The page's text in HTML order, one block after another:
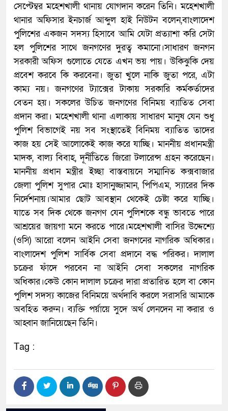
সেপ্টেম্বর মহেশখালী থানায় যোগদান করেন তিনি। মহেশখালী
থানার অফিসার ইনচার্জ আব্দুল হাই নিউটন বলেন,বাংলাদেশ
পুলিশের একজন সদস্য হিসাবে আমি যেটা প্রত্যাশা করি সেটা
হল পুলিশের সাথে জনগণের দুরত্ব কমানো।সাধারণ জনগন
সরকারী অফিস গুলোতে যেতে এখন ভয় পায়। উকিঝুকি দেয়
প্রবেশ করবে কি করবেনা। জুতা খুলে নাকি জুতা পরে, এটা
কাম্য নয়। জনগণের ট্যাক্সের টাকায় সরকারি কর্মকর্তাদের
বেতন হয়। সকলের উচিত জনগণের বিনিময় ব্যাতিত সেবা
প্রদান করা। মহেশখালী থানা এলাকায় সাধারণ মানুষ যেন শুধু
পুলিশ বিভাগেই নয় সব সংস্থাতেই বিনিময় ব্যাতিত তাদের
কাজ হয় সেই আলোকেই কাজ করে যাচ্ছি। মাননীয় প্রধানমন্ত্রী
মাদক, বাল্য বিবাহ, দূর্নীতিতে জিরো টলারেন্স গ্রহন করেছেন।
মাননীয় প্রধান মন্ত্রীর ইচ্ছা বাস্তবায়নে সম্মানিত কক্সবাজার
জেলা পুলিশ সুপার মোঃ হাসানুজ্জামান, পিপিএম, স্যারের দিক
নির্দেশনায়।আমার ছোট আবস্থান থেকেই চেষ্টা করে যাচ্ছি।
যাতে সব দিক থেকে জনগণ যেন পুলিশকে বন্ধু ভাবতে পারে
আশ্রয়ের জায়গা মনে করতে পারে।মহেশখালী বাসির উদ্দেশ্যে
(ওসি) আরো বলেন আইনি সেবা জনগনের নাগরিক অধিকার।
বাংলাদেশ পুলিশ সার্বিক সেবা প্রদানে বদ্ধ পরিকর। দালাল
চক্রের ফাঁদে পরবেন না আইনি সেবা সকলের নাগরিক
অধিকার।কেউ কোন দালাল চক্রের দারা প্রতারিত হলে বা কোন
পুলিশ সদস্য কাজের বিনিময়ে অর্থদাবি করলে সরাসরি আমাকে
অবহিত করুন। ব্যক্তি পর্য়ায়ে সুদে অর্থ লেনদেন না করার ও
আহ্বান জানিয়েছেন তিনি।
Tag :